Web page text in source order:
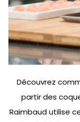
Découvrez
partir des
Raimbaud utilise